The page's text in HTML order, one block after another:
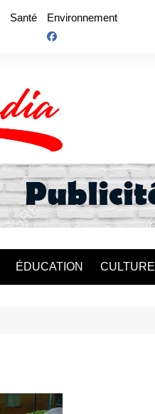
Santé Environnement
ÉDUCATION CULTURE